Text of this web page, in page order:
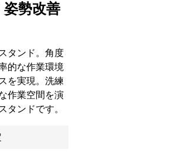
勢改善
タンド。角度
的な作業環境
を実現。洗練
作業空間を演
タンドです。